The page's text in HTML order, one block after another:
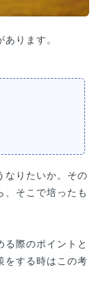
ります。
なりたいか。その
、そこで培ったも
る際のポイントと
をする時はこの考